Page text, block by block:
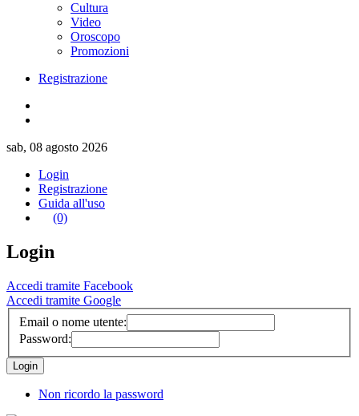
Cultura
Video
Oroscopo
Promozioni
Registrazione
sab, 08 agosto 2026
Login
Registrazione
Guida all'uso
(0)
Login
Accedi tramite Facebook
Accedi tramite Google
Email o nome utente:
Password:
Non ricordo la password